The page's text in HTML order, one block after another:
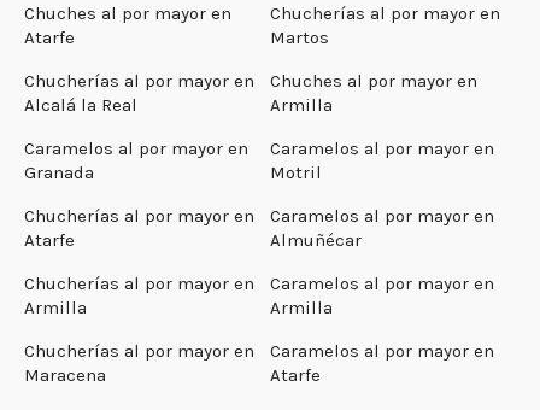
Chuches al por mayor en
Atarfe
Chucherías al por mayor en
Martos
Chucherías al por mayor en
Alcalá la Real
Chuches al por mayor en
Armilla
Caramelos al por mayor en
Granada
Caramelos al por mayor en
Motril
Chucherías al por mayor en
Atarfe
Caramelos al por mayor en
Almuñécar
Chucherías al por mayor en
Armilla
Caramelos al por mayor en
Armilla
Chucherías al por mayor en
Maracena
Caramelos al por mayor en
Atarfe